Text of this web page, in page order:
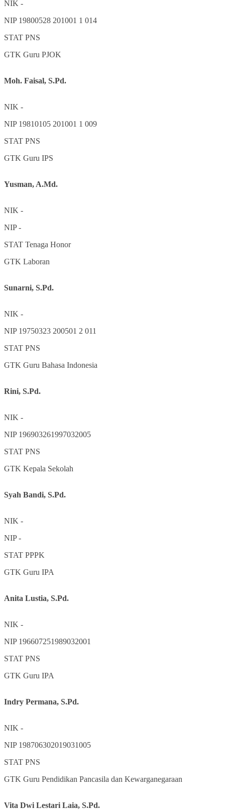
NIK -
NIP 19800528 201001 1 014
STAT PNS
GTK Guru PJOK
Moh. Faisal, S.Pd.
NIK -
NIP 19810105 201001 1 009
STAT PNS
GTK Guru IPS
Yusman, A.Md.
NIK -
NIP-
STAT Tenaga Honor
GTK Laboran
Sunarni, S.Pd.
NIK -
NIP 19750323 200501 2 011
STAT PNS
GTK Guru Bahasa Indonesia
Rini, S.Pd.
NIK -
NIP 196903261997032005
STAT PNS
GTK Kepala Sekolah
Syah Bandi, S.Pd.
NIK -
NIP-
STAT PPPK
GTK Guru IPA
Anita Lustia, S.Pd.
NIK -
NIP 196607251989032001
STAT PNS
GTK Guru IPA
Indry Permana, S.Pd.
NIK -
NIP 198706302019031005
STAT PNS
GTK Guru Pendidikan Pancasila dan Kewarganegaraan
Vita Dwi Lestari Laia, S.Pd.